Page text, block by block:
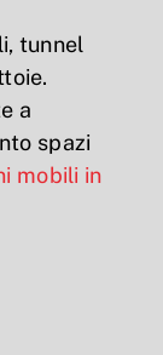
tunnel
a
spazi
mobili in